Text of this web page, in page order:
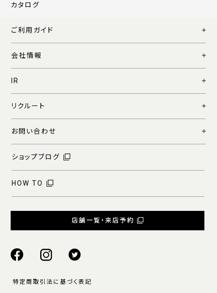
カタログ
ご利用ガイド
会社情報
IR
リクルート
お問い合わせ
ショップブログ
HOW TO
店舗一覧・来店予約
特定商取引法に基づく表記